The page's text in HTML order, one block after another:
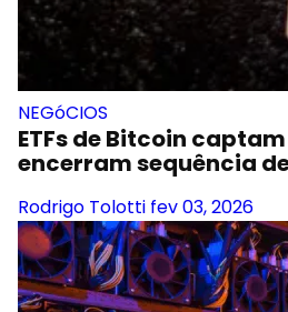
NEGóCIOS
ETFs de Bitcoin
encerram sequência
Rodrigo Tolotti fev 03, 2026